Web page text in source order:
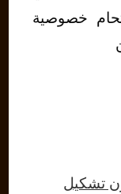
خصوصية
تشكيل